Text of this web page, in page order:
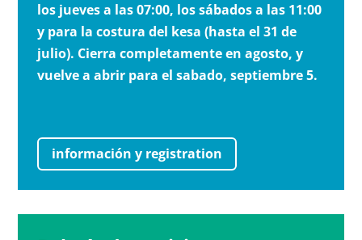
los jueves a las 07:00, los sábados a las 11:00
y para la costura del kesa (hasta el 31 de
julio). Cierra completamente en agosto, y
vuelve a abrir para el sabado, septiembre 5.
información y registration